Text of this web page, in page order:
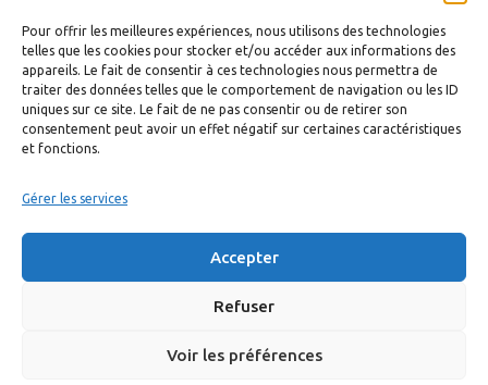
Pour offrir les meilleures expériences, nous utilisons des technologies
telles que les cookies pour stocker et/ou accéder aux informations des
appareils. Le fait de consentir à ces technologies nous permettra de
traiter des données telles que le comportement de navigation ou les ID
uniques sur ce site. Le fait de ne pas consentir ou de retirer son
consentement peut avoir un effet négatif sur certaines caractéristiques
et fonctions.
Gérer les services
Accepter
Refuser
Voir les préférences
LIENS UTILES
Accueil
Formulaire de contact
Gambs TV
Mentions légales